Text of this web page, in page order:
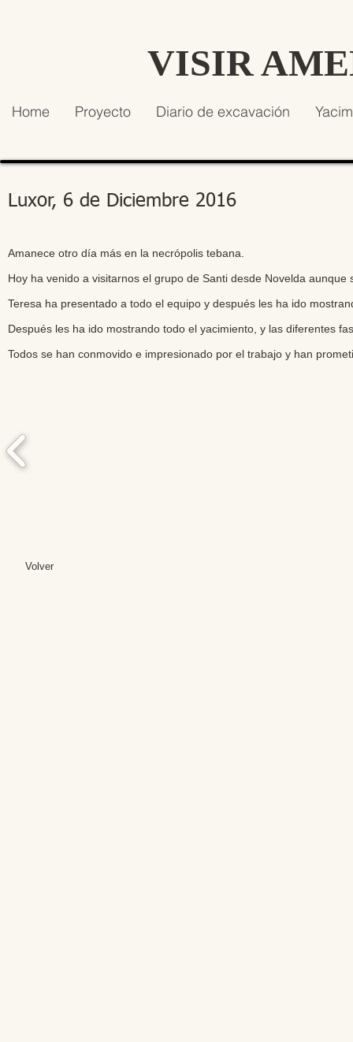
VISIR
Home Proyecto Diario de excavación
Luxor, 6 de Diciembre 2016
Amanece otro día más en la necrópolis tebana.
Hoy ha venido a visitarnos el grupo de Santi desde Novelda
Teresa ha presentado a todo el equipo y después les ha ido
Después les ha ido mostrando todo el yacimiento, y las diferentes
Todos se han conmovido e impresionado por el trabajo y han
Volver